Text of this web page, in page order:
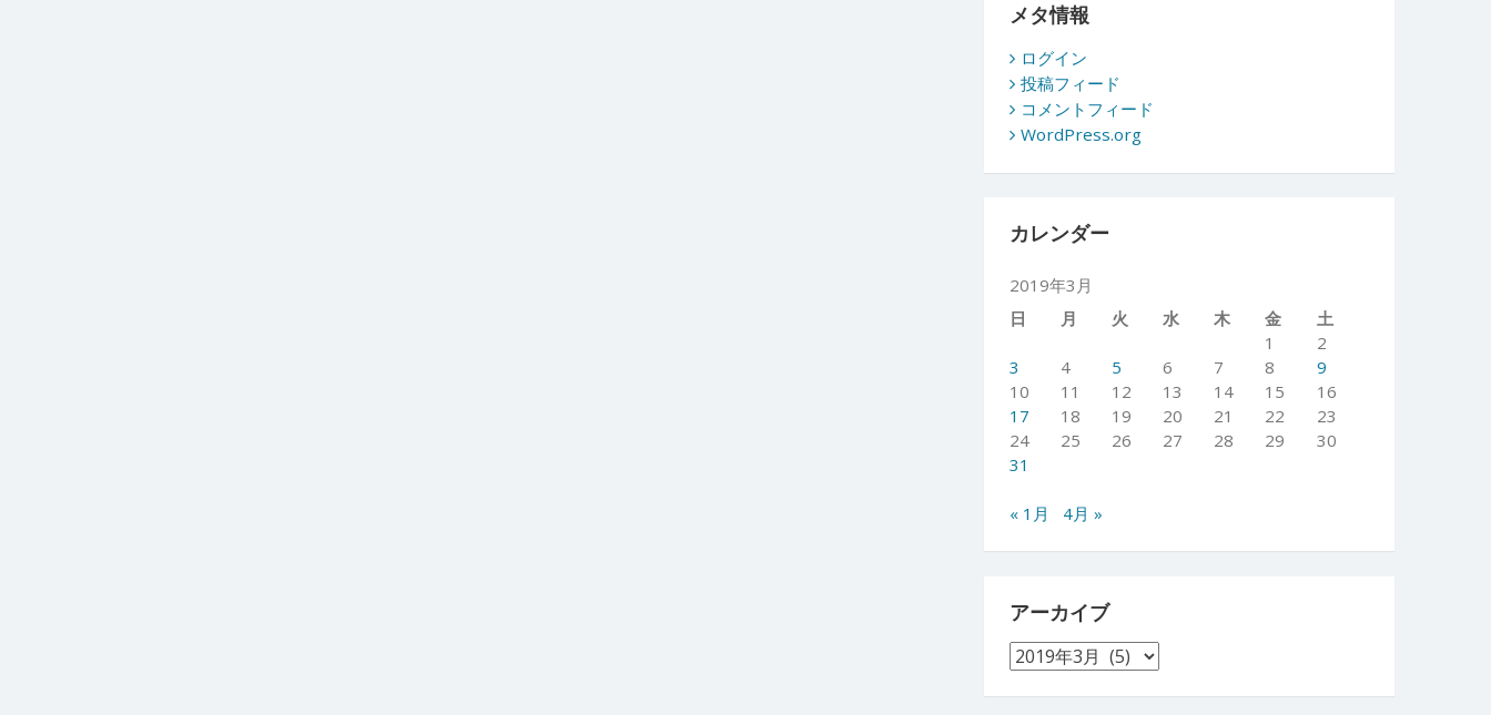
メタ情報
ログイン
投稿フィード
コメントフィード
WordPress.org
カレンダー
2019年3月
日
月 火 水 木 金
土
1
2
3
4 5 6 7 8
9
10
11 12 13 14 15
16
17
18 19 20 21 22
23
24
25 26 27 28 29
30
31
« 1月 4月 »
アーカイブ
ア
ー
カ